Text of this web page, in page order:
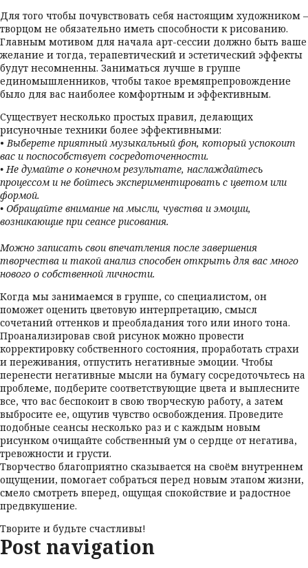
Для того чтобы почувствовать себя настоящим художником –
творцом не обязательно иметь способности к рисованию.
Главным мотивом для начала арт-сессии должно быть ваше
желание и тогда, терапевтический и эстетический эффекты
будут несомненны. Заниматься лучше в группе
единомышленников, чтобы такое времяпрепровождение
было для вас наиболее комфортным и эффективным.
Существует несколько простых правил, делающих
рисуночные техники более эффективными:
•Выберете приятный музыкальный фон, который успокоит
вас и поспособствует сосредоточенности.
• Не думайте о конечном результате, наслаждайтесь
процессом и не бойтесь экспериментировать с цветом или
формой.
• Обращайте внимание на мысли, чувства и эмоции,
возникающие при сеансе рисования.
Можно записать свои впечатления после завершения
творчества и такой анализ способен открыть для вас много
нового о собственной личности.
Когда мы занимаемся в группе, со специалистом, он
поможет оценить цветовую интерпретацию, смысл
сочетаний оттенков и преобладания того или иного тона.
Проанализировав свой рисунок можно провести
корректировку собственного состояния, проработать страхи
и переживания, отпустить негативные эмоции. Чтобы
перенести негативные мысли на бумагу сосредоточьтесь на
проблеме, подберите соответствующие цвета и выплесните
все, что вас беспокоит в свою творческую работу, а затем
выбросите ее, ощутив чувство освобождения. Проведите
подобные сеансы несколько раз и с каждым новым
рисунком очищайте собственный ум о сердце от негатива,
тревожности и грусти.
Творчество благоприятно сказывается на своём внутреннем
ощущении, помогает собраться перед новым этапом жизни,
смело смотреть вперед, ощущая спокойствие и радостное
предвкушение.
Творите и будьте счастливы!
Post navigation